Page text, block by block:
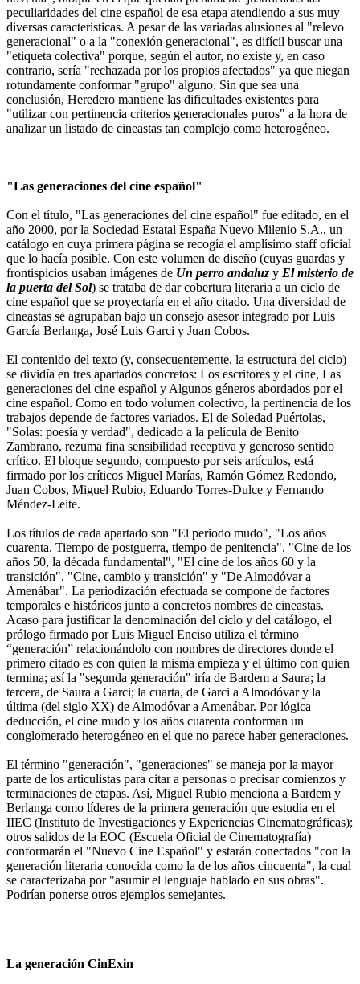
peculiaridades del cine español de esa etapa atendiendo a sus muy
diversas características. A pesar de las variadas alusiones al "relevo
generacional" o a la "conexión generacional", es difícil buscar una
"etiqueta colectiva" porque, según el autor, no existe y, en caso
contrario, sería "rechazada por los propios afectados" ya que niegan
rotundamente conformar "grupo" alguno. Sin que sea una
conclusión, Heredero mantiene las dificultades existentes para
"utilizar con pertinencia criterios generacionales puros" a la hora de
analizar un listado de cineastas tan complejo como heterogéneo.
"Las generaciones del cine español"
Con el título, "Las generaciones del cine español" fue editado, en el
año 2000, por la Sociedad Estatal España Nuevo Milenio S.A., un
catálogo en cuya primera página se recogía el amplísimo staff oficial
que lo hacía posible. Con este volumen de diseño (cuyas guardas y
frontispicios usaban imágenes de Un perro andaluz y El misterio de
la puerta del Sol) se trataba de dar cobertura literaria a un ciclo de
cine español que se proyectaría en el año citado. Una diversidad de
cineastas se agrupaban bajo un consejo asesor integrado por Luis
García Berlanga, José Luis Garci y Juan Cobos.
El contenido del texto (y, consecuentemente, la estructura del ciclo)
se dividía en tres apartados concretos: Los escritores y el cine, Las
generaciones del cine español y Algunos géneros abordados por el
cine español. Como en todo volumen colectivo, la pertinencia de los
trabajos depende de factores variados. El de Soledad Puértolas,
"Solas: poesía y verdad", dedicado a la película de Benito
Zambrano, rezuma fina sensibilidad receptiva y generoso sentido
crítico. El bloque segundo, compuesto por seis artículos, está
firmado por los críticos Miguel Marías, Ramón Gómez Redondo,
Juan Cobos, Miguel Rubio, Eduardo Torres-Dulce y Fernando
Méndez-Leite.
Los títulos de cada apartado son "El periodo mudo", "Los años
cuarenta. Tiempo de postguerra, tiempo de penitencia", "Cine de los
años 50, la década fundamental", "El cine de los años 60 y la
transición", "Cine, cambio y transición" y "De Almodóvar a
Amenábar". La periodización efectuada se compone de factores
temporales e históricos junto a concretos nombres de cineastas.
Acaso para justificar la denominación del ciclo y del catálogo, el
prólogo firmado por Luis Miguel Enciso utiliza el término
“generación” relacionándolo con nombres de directores donde el
primero citado es con quien la misma empieza y el último con quien
termina; así la "segunda generación" iría de Bardem a Saura; la
tercera, de Saura a Garci; la cuarta, de Garci a Almodóvar y la
última (del siglo XX) de Almodóvar a Amenábar. Por lógica
deducción, el cine mudo y los años cuarenta conforman un
conglomerado heterogéneo en el que no parece haber generaciones.
El término "generación", "generaciones" se maneja por la mayor
parte de los articulistas para citar a personas o precisar comienzos y
terminaciones de etapas. Así, Miguel Rubio menciona a Bardem y
Berlanga como líderes de la primera generación que estudia en el
IIEC (Instituto de Investigaciones y Experiencias Cinematográficas);
otros salidos de la EOC (Escuela Oficial de Cinematografía)
conformarán el "Nuevo Cine Español" y estarán conectados "con la
generación literaria conocida como la de los años cincuenta", la cual
se caracterizaba por "asumir el lenguaje hablado en sus obras".
Podrían ponerse otros ejemplos semejantes.
La generación CinExin